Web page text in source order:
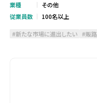
業種
その他
従業員数
100名以上
新たな市場に進出したい 販